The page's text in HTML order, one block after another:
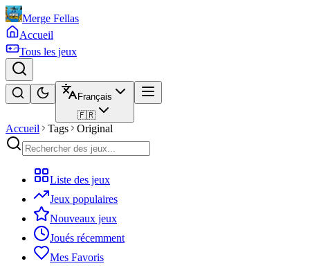
Merge Fellas
Accueil
Tous les jeux
Français
🇫🇷
Accueil Tags Original
Liste des jeux
Jeux populaires
Nouveaux jeux
Joués récemment
Mes Favoris